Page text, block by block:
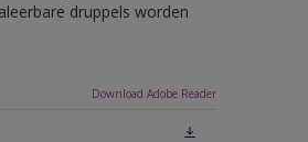
druppels worden
Download Adobe Reader